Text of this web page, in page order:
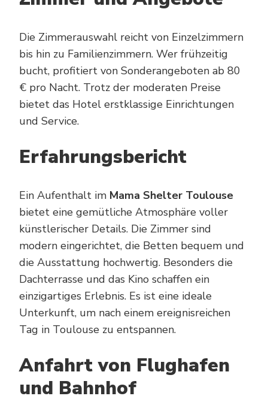
Die Zimmerauswahl reicht von Einzelzimmern
bis hin zu Familienzimmern. Wer frühzeitig
bucht, profitiert von Sonderangeboten ab 80
€ pro Nacht. Trotz der moderaten Preise
bietet das Hotel erstklassige Einrichtungen
und Service.
Erfahrungsbericht
Ein Aufenthalt im Mama Shelter Toulouse
bietet eine gemütliche Atmosphäre voller
künstlerischer Details. Die Zimmer sind
modern eingerichtet, die Betten bequem und
die Ausstattung hochwertig. Besonders die
Dachterrasse und das Kino schaffen ein
einzigartiges Erlebnis. Es ist eine ideale
Unterkunft, um nach einem ereignisreichen
Tag in Toulouse zu entspannen.
Anfahrt von Flughafen
und Bahnhof